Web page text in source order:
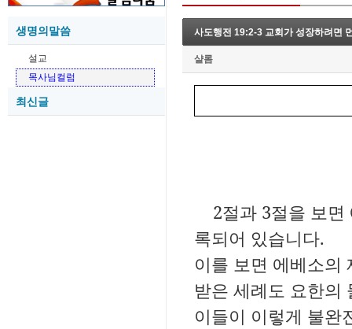
생명의말씀
설교
목사님컬럼
최신글
05-26 (고린도전서12) 고전7:23-40 ...
사도행전 19:2-3 교회가 성장하려면
샬롬
2절과 3절을 보
록되어 있습니다.
이를 보면 에베소의
받은 세례도 요한의
이들이 이렇게 불완